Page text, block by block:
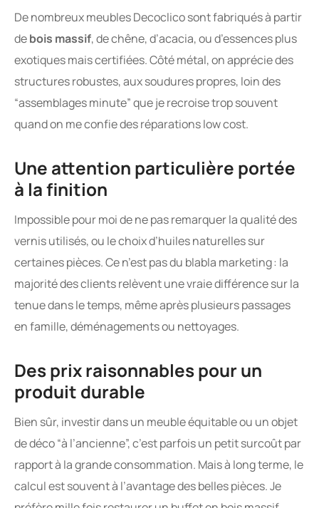
De nombreux meubles Decoclico sont fabriqués à partir
debois massif, de chêne, d’acacia, ou d’essences plus
exotiques mais certifiées. Côté métal, on apprécie des
structures robustes, aux soudures propres, loin des
“assemblages minute” que je recroise trop souvent
quand on me confie des réparations low cost.
Une attention particulière portée
à la finition
Impossible pour moi de ne pas remarquer la qualité des
vernis utilisés, ou le choix d’huiles naturelles sur
certaines pièces. Ce n’est pas du blabla marketing : la
majorité des clients relèvent une vraie différence sur la
tenue dans le temps, même après plusieurs passages
en famille, déménagements ou nettoyages.
Des prix raisonnables pour un
produit durable
Bien sûr, investir dans un meuble équitable ou un objet
de déco “à l’ancienne”, c’est parfois un petit surcoût par
rapport à la grande consommation. Mais à long terme, le
calcul est souvent à l’avantage des belles pièces. Je